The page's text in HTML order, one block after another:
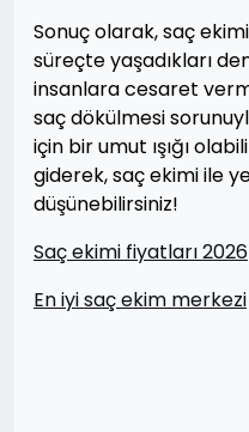
Sonuç olarak, saç
süreçte yaşadıkları
insanlara cesaret
saç dökülmesi
için bir umut ışığı
giderek, saç ekimi ile
düşünebilirsiniz!
Saç ekimi fiyatları 2026
En iyi saç ekim merkezi